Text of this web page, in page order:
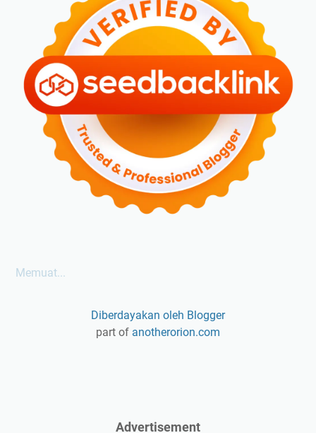
Memuat...
Diberdayakan oleh Blogger
part of anotherorion.com
Advertisement